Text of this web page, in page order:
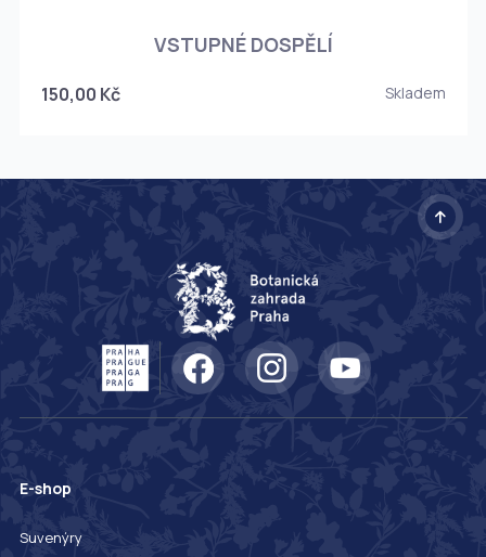
VSTUPNÉ DOSPĚLÍ
150,00 Kč Skladem
E-shop
Suvenýry